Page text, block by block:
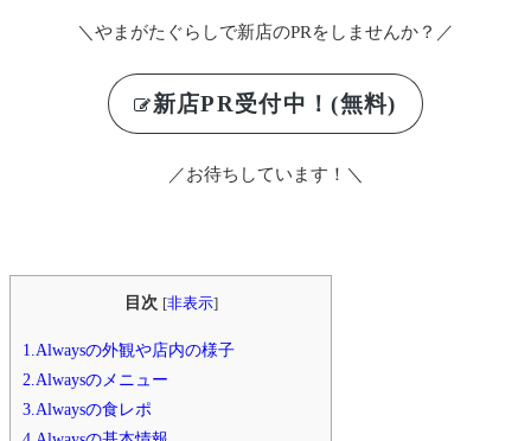
＼やまがたぐらしで新店のPRをしませんか？／
新店PR受付中！(無料)
／お待ちしています！＼
目次 [非表示]
1.Alwaysの外観や店内の様子
2.Alwaysのメニュー
3.Alwaysの食レポ